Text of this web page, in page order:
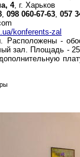
4, г. Харьков
, 098 060-67-63, 057
konferents-zal
Расположены -
зал. Площадь -